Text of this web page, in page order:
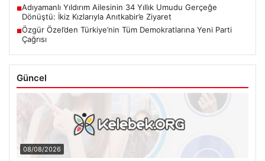
■Adıyamanlı Yıldırım Ailesinin 34 Yıllık Umudu Gerçeğe
Dönüştü: İkiz Kızlarıyla Anıtkabir’e Ziyaret
■Özgür Özel’den Türkiye’nin Tüm Demokratlarına Yeni Parti
Çağrısı
Güncel
08/08/2026